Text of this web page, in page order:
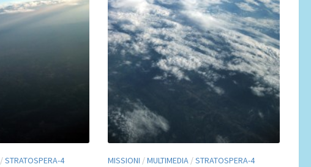
/STRATOSPERA-4
MISSIONI /MULTIMEDIA /STRATOSPERA-4